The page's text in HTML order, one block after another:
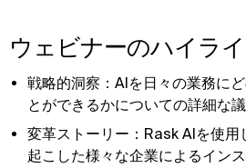
ウェビナーのハイライ
戦略的洞察：AIを日々の業務に
とができるかについての詳細な議
変革ストーリー：Rask AIを使用
起こした様々な企業によるイン